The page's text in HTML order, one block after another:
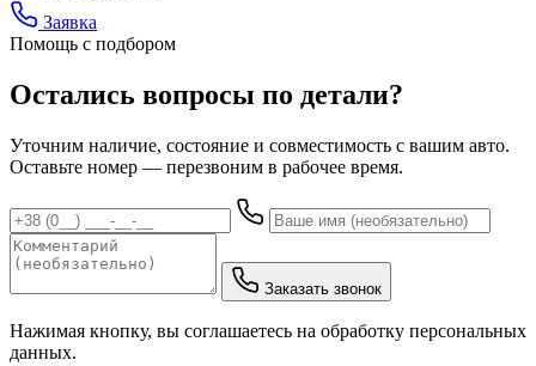
Заявка
Помощь с подбором
Остались вопросы по детали?
Уточним наличие, состояние и совместимость с вашим авто.
Оставьте номер — перезвоним в рабочее время.
Заказать звонок
Нажимая кнопку, вы соглашаетесь на обработку персональных
данных.